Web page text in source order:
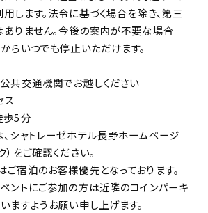
します。法令に基づく場合を除き、第三
ありません。今後の案内が不要な場合
らいつでも停止いただけます。
共交通機関でお越しください
ス
歩5分
シャトレーゼホテル長野ホームページ
）をご確認ください。
宿泊のお客様優先となっております。
ントにご参加の方は近隣のコインパーキ
ますようお願い申し上げます。